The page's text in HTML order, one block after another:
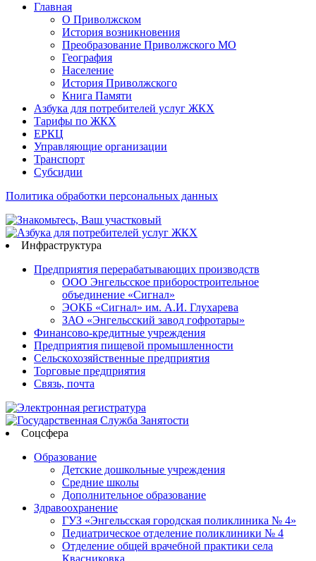
Главная
О Приволжском
История возникновения
Преобразование Приволжского МО
География
Население
История Приволжского
Книга Памяти
Азбука для потребителей услуг ЖКХ
Тарифы по ЖКХ
ЕРКЦ
Управляющие организации
Транспорт
Субсидии
Политика обработки персональных данных
Инфраструктура
Предприятия перерабатывающих производств
ООО Энгельсское приборостроительное
объединение «Сигнал»
ЭОКБ «Сигнал» им. А.И. Глухарева
ЗАО «Энгельсский завод гофротары»
Финансово-кредитные учреждения
Предприятия пищевой промышленности
Сельскохозяйственные предприятия
Торговые предприятия
Связь, почта
Соцсфера
Образование
Детские дошкольные учреждения
Средние школы
Дополнительное образование
Здравоохранение
ГУЗ «Энгельсская городская поликлиника № 4»
Педиатрическое отделение поликлиники № 4
Отделение общей врачебной практики села